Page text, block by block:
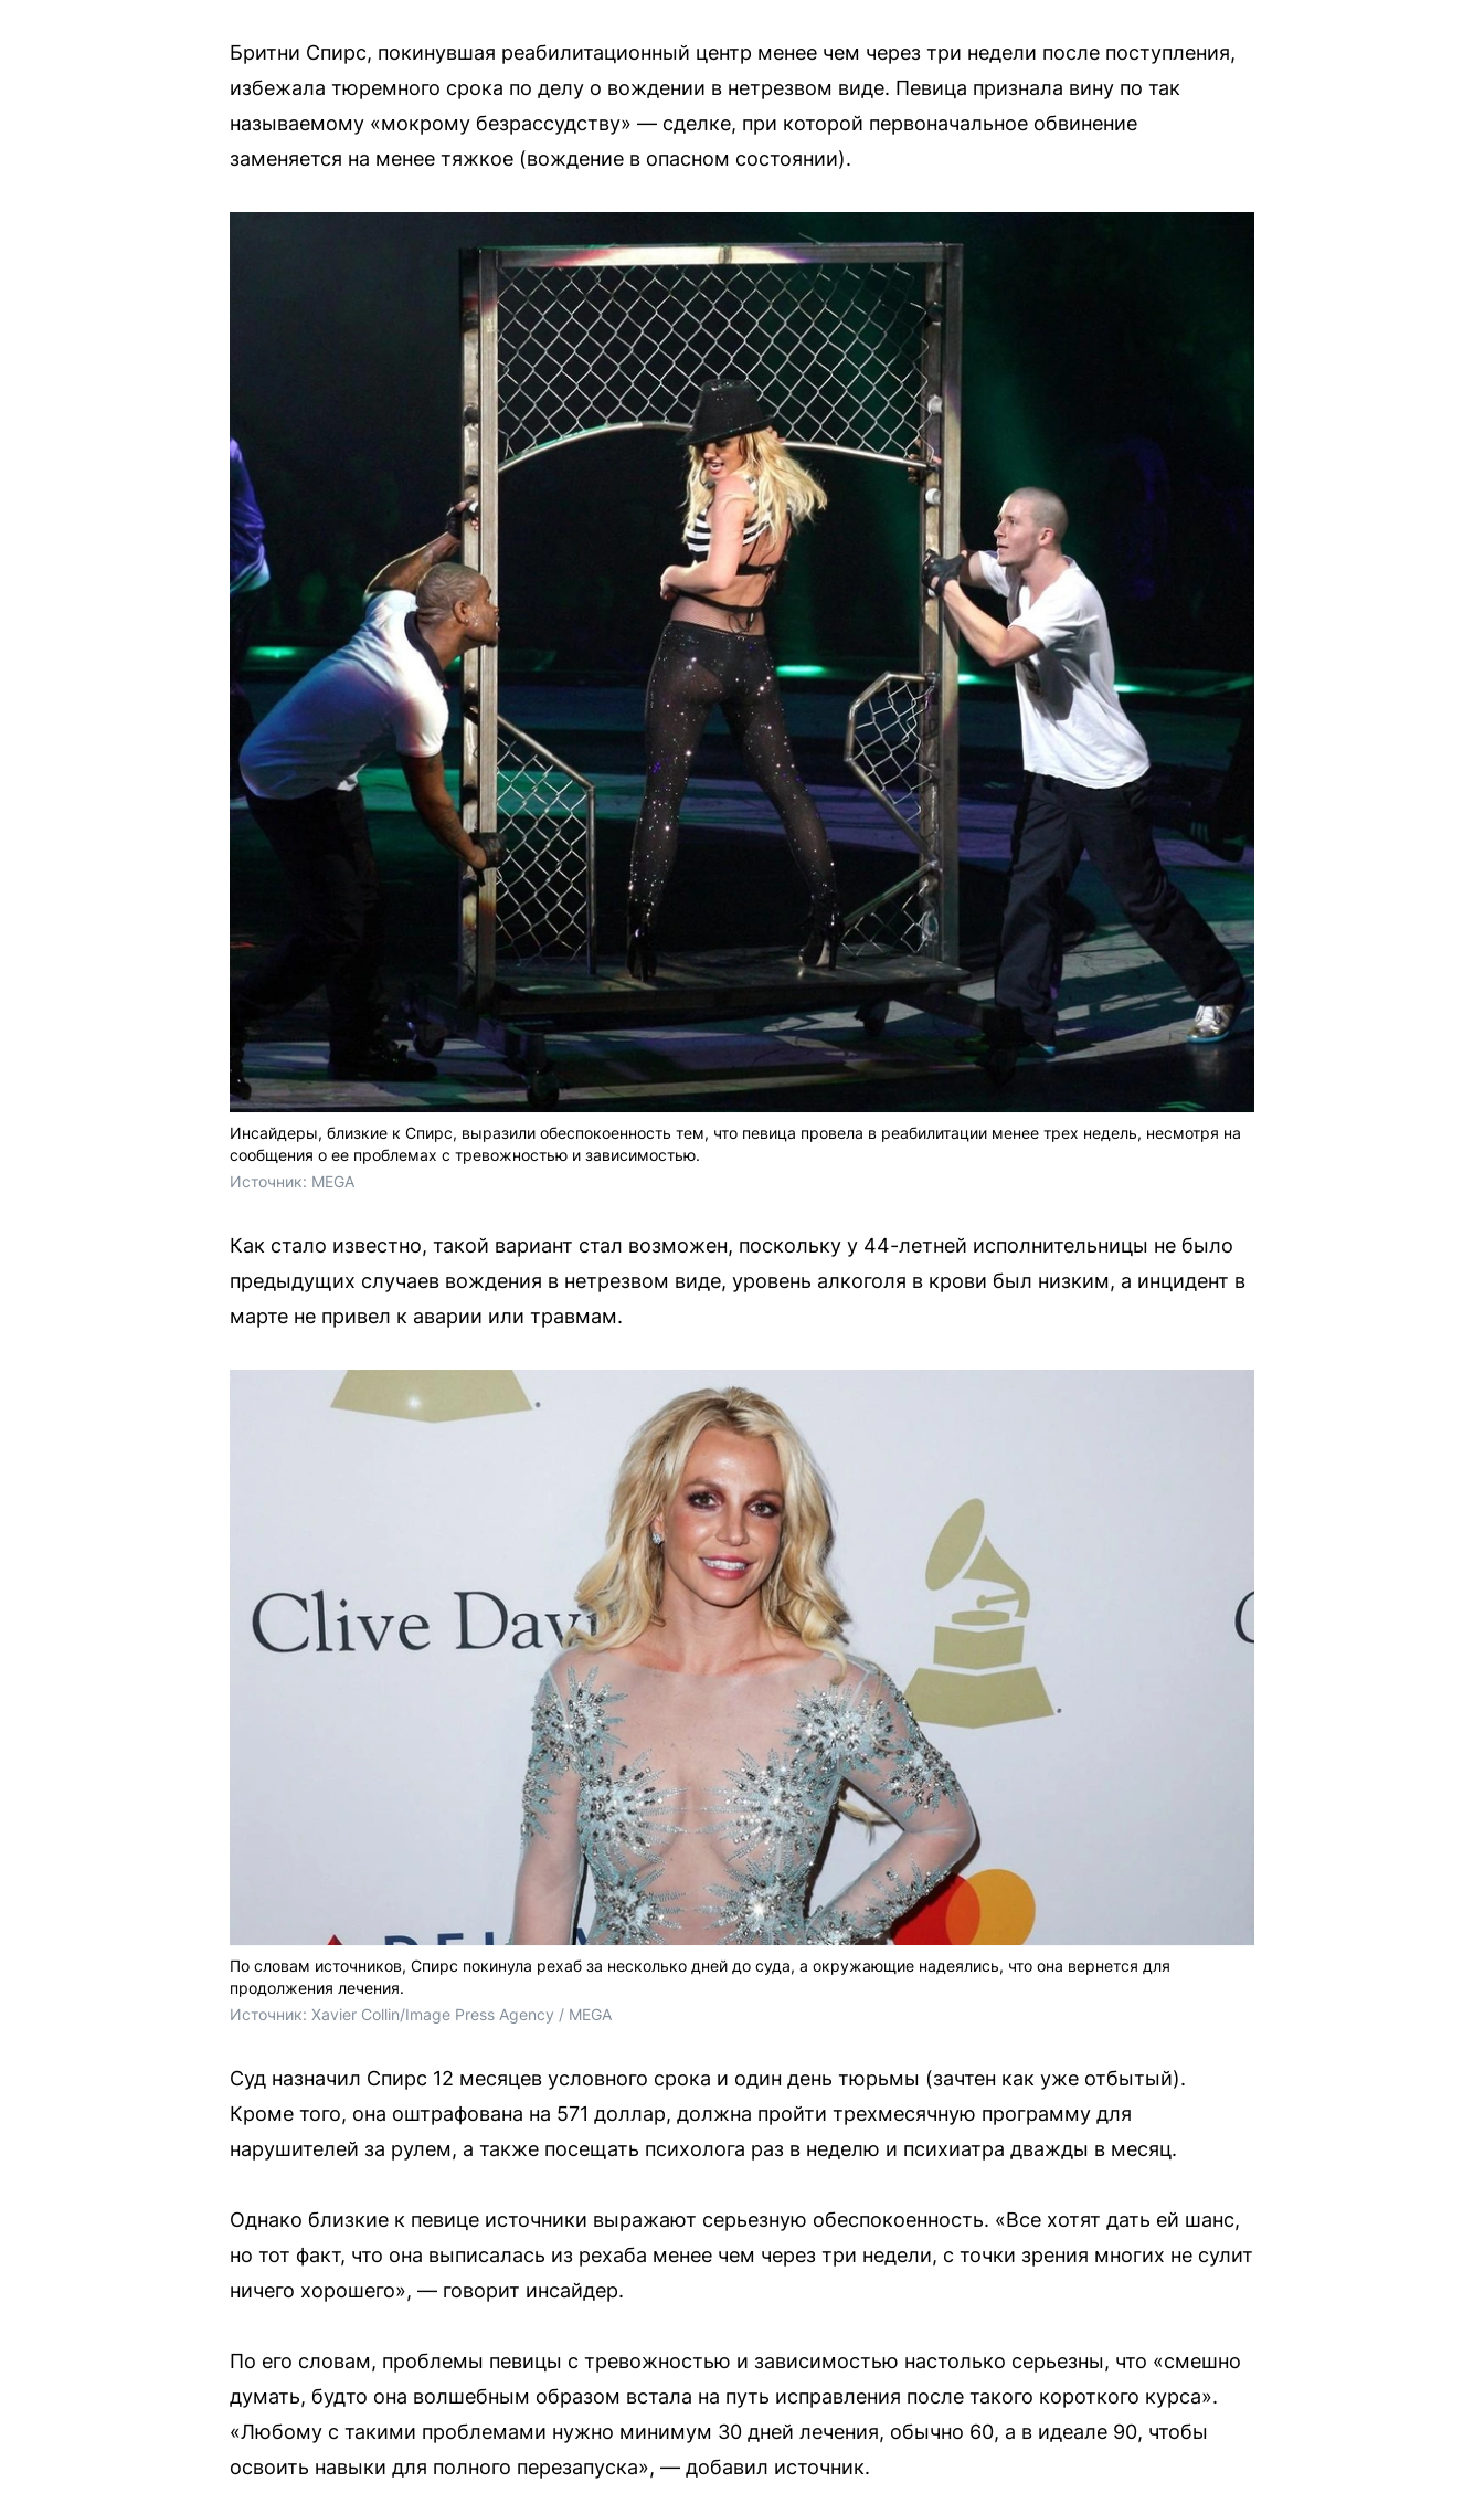
Бритни Спирс, покинувшая реабилитационный центр менее чем через три недели после поступления,
избежала тюремного срока по делу о вождении в нетрезвом виде. Певица признала вину по так
называемому «мокрому безрассудству» — сделке, при которой первоначальное обвинение
заменяется на менее тяжкое (вождение в опасном состоянии).
Инсайдеры, близкие к Спирс, выразили обеспокоенность тем, что певица провела в реабилитации менее трех недель, несмотря на
сообщения о ее проблемах с тревожностью и зависимостью.
Источник: MEGA
Как стало известно, такой вариант стал возможен, поскольку у 44-летней исполнительницы не было
предыдущих случаев вождения в нетрезвом виде, уровень алкоголя в крови был низким, а инцидент в
марте не привел к аварии или травмам.
По словам источников, Спирс покинула рехаб за несколько дней до суда, а окружающие надеялись, что она вернется для
продолжения лечения.
Источник: Xavier Collin/Image Press Agency / MEGA
Суд назначил Спирс 12 месяцев условного срока и один день тюрьмы (зачтен как уже отбытый).
Кроме того, она оштрафована на 571 доллар, должна пройти трехмесячную программу для
нарушителей за рулем, а также посещать психолога раз в неделю и психиатра дважды в месяц.
Однако близкие к певице источники выражают серьезную обеспокоенность. «Все хотят дать ей шанс,
но тот факт, что она выписалась из рехаба менее чем через три недели, с точки зрения многих не сулит
ничего хорошего», — говорит инсайдер.
По его словам, проблемы певицы с тревожностью и зависимостью настолько серьезны, что «смешно
думать, будто она волшебным образом встала на путь исправления после такого короткого курса».
«Любому с такими проблемами нужно минимум 30 дней лечения, обычно 60, а в идеале 90, чтобы
освоить навыки для полного перезапуска», — добавил источник.